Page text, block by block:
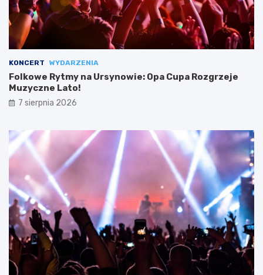
KONCERT WYDARZENIA
Folkowe Rytmy na Ursynowie: Opa Cupa Rozgrzeje
Muzyczne Lato!
7 sierpnia 2026